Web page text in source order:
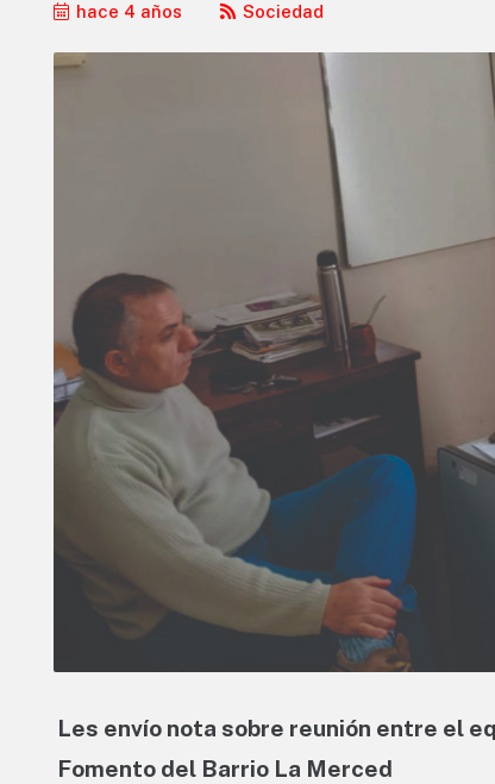
hace 4 años Sociedad
Les envío nota sobre reunión entre el
Fomento del Barrio La Merced